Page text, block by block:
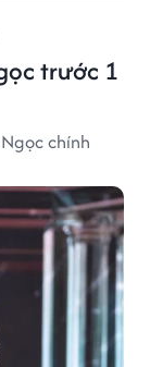
trước 1
chính